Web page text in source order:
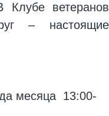
Клубе ветеранов
– настоящие
месяца 13:00-